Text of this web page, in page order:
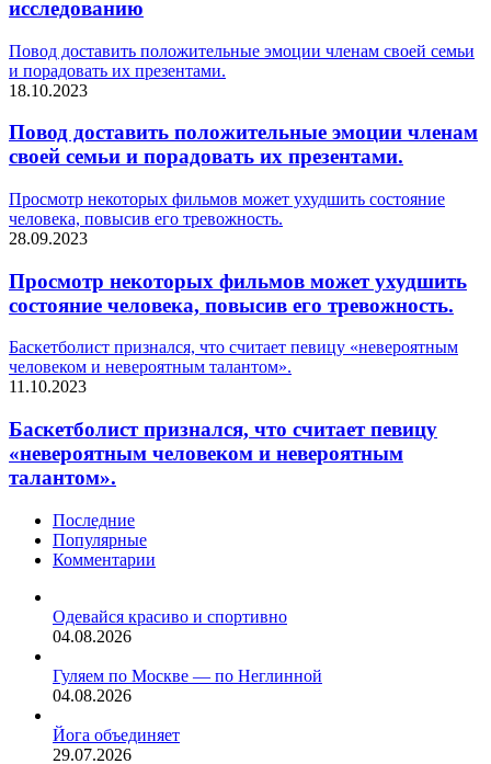
исследованию
Повод доставить положительные эмоции членам своей семьи
и порадовать их презентами.
18.10.2023
Повод доставить положительные эмоции членам
своей семьи и порадовать их презентами.
Просмотр некоторых фильмов может ухудшить состояние
человека, повысив его тревожность.
28.09.2023
Просмотр некоторых фильмов может ухудшить
состояние человека, повысив его тревожность.
Баскетболист признался, что считает певицу «невероятным
человеком и невероятным талантом».
11.10.2023
Баскетболист признался, что считает певицу
«невероятным человеком и невероятным
талантом».
Последние
Популярные
Комментарии
Одевайся красиво и спортивно
04.08.2026
Гуляем по Москве — по Неглинной
04.08.2026
Йога объединяет
29.07.2026